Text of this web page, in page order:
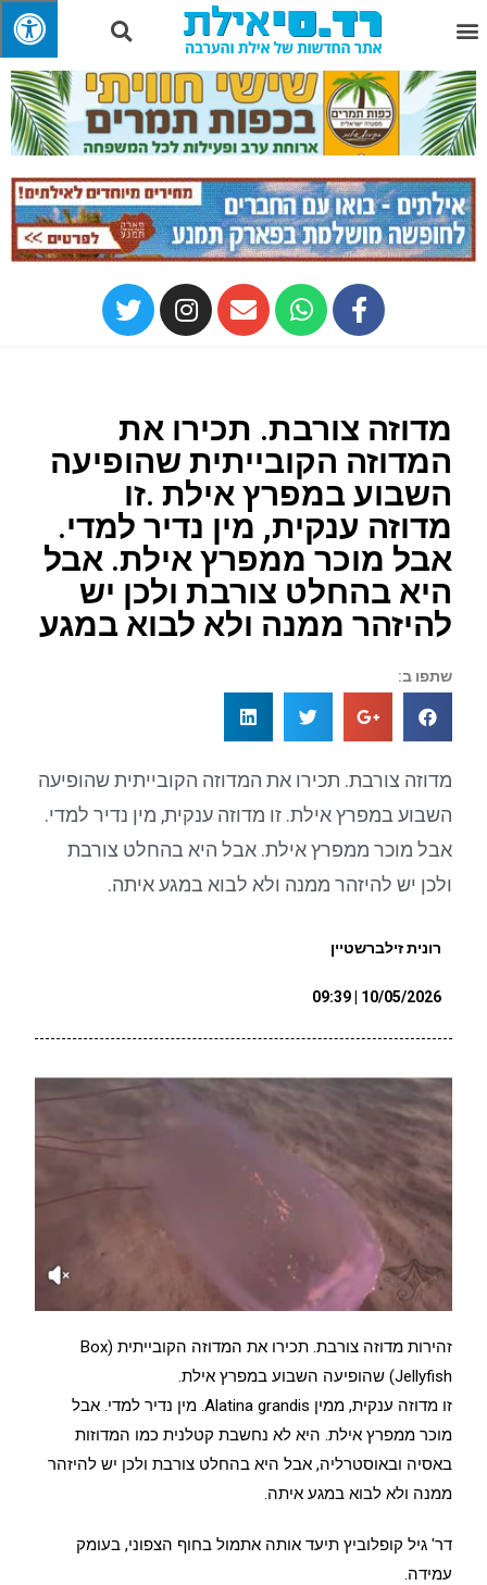
מדוזה צורבת. תכירו את
המדוזה הקובייתית שהופיעה
השבוע במפרץ אילת .זו
מדוזה ענקית, מין נדיר למדי.
אבל מוכר ממפרץ אילת. אבל
היא בהחלט צורבת ולכן יש
להיזהר ממנה ולא לבוא במגע
שתפו ב:
מדוזה צורבת. תכירו את המדוזה הקובייתית שהופיעה
השבוע במפרץ אילת. זו מדוזה ענקית, מין נדיר למדי.
אבל מוכר ממפרץ אילת. אבל היא בהחלט צורבת
ולכן יש להיזהר ממנה ולא לבוא במגע איתה.
רונית זילברשטיין
10/05/2026 | 09:39
זהירות מדוזה צורבת. תכירו את המדוזה הקובייתית (Box
Jellyfish) שהופיעה השבוע במפרץ אילת.
זו מדוזה ענקית, ממין Alatina grandis. מין נדיר למדי. אבל
מוכר ממפרץ אילת. היא לא נחשבת קטלנית כמו המדוזות
באסיה ובאוסטרליה, אבל היא בהחלט צורבת ולכן יש להיזהר
ממנה ולא לבוא במגע איתה.
דר' גיל קופלוביץ תיעד אותה אתמול בחוף הצפוני, בעומק
עמידה.